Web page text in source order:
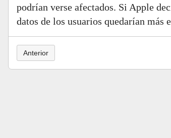
podrían verse afectados. Si Apple
datos de los usuarios quedarían más
Anterior